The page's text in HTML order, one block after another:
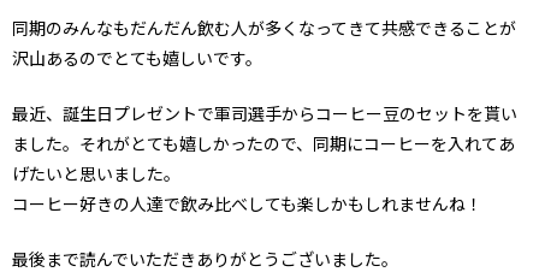
同期のみんなもだんだん飲む人が多くなってきて共感できることが
沢山あるのでとても嬉しいです。
最近、誕生日プレゼントで軍司選手からコーヒー豆のセットを貰い
ました。それがとても嬉しかったので、同期にコーヒーを入れてあ
げたいと思いました。
コーヒー好きの人達で飲み比べしても楽しかもしれませんね！
最後まで読んでいただきありがとうございました。